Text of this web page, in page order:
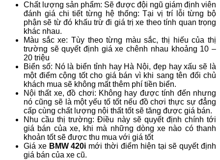
Chất lượng sản phẩm: Sẽ được đội ngũ giám định viên
đánh giá chi tiết từng hệ thống: Tại vị trí lỗi từng bộ
phận sẽ từ đó khấu trừ đi giá trị xe theo tính quan trọng
khác nhau.
Màu sắc xe: Tùy theo từng màu sắc, thị hiếu của thị
trường sẽ quyết định giá xe chênh nhau khoảng 10 –
20 triệu
Biển số: Nó là biển tỉnh hay Hà Nội, đẹp hay xấu sẽ là
một điểm cộng tốt cho giá bán vì khi sang tên đổi chủ
khách mua sẽ không mất thêm phí tiền biển.
Nội thất xe, đồ chơi: Không hay được tính đến nhưng
nó cũng sẽ là một yếu tố tốt nếu đồ chơi thực sự đẳng
cấp cùng chất lượng nội thất tốt sẽ tăng được giá bán.
Nhu cầu thị trường: Điều này sẽ quyết định chính tới
giá bán của xe, khi mà những dòng xe nào có thanh
khoản tốt sẽ được thu mua với giá tốt
Giá xe BMW 420i mới thời điểm hiện tại sẽ quyết định
giá bán của xe cũ.